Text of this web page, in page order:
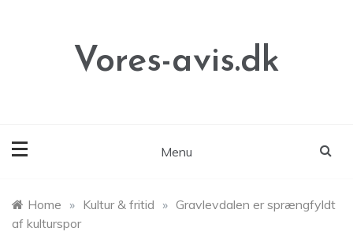
Vores-avis.dk
Menu
Home » Kultur & fritid » Gravlevdalen er sprængfyldt
af kulturspor